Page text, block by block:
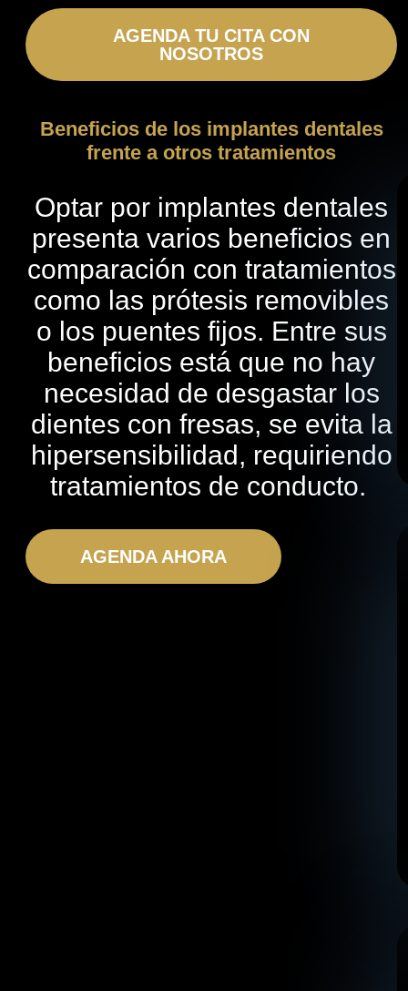
AGENDA TU CITA CON
NOSOTROS
Beneficios de los implantes dentales
frente a otros tratamientos
Optar por implantes dentales
presenta varios beneficios en
comparación con tratamientos
como las prótesis removibles
o los puentes fijos. Entre sus
beneficios está que no hay
necesidad de desgastar los
dientes con fresas, se evita la
hipersensibilidad, requiriendo
tratamientos de conducto.
AGENDA AHORA